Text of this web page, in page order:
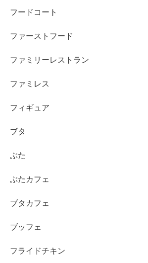
フードコート
ファーストフード
ファミリーレストラン
ファミレス
フィギュア
ブタ
ぶた
ぶたカフェ
ブタカフェ
ブッフェ
フライドチキン